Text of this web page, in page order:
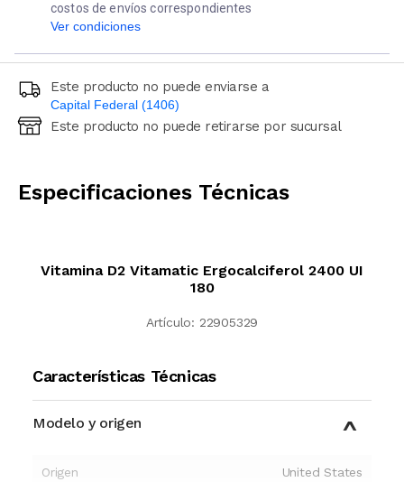
costos de envíos correspondientes
Ver condiciones
Este producto no puede enviarse a
Capital Federal (1406)
Ingresá código postal (sólo números)
Este producto no puede retirarse por sucursal
Especificaciones Técnicas
Vitamina D2 Vitamatic Ergocalciferol 2400 UI
180
Artículo: 22905329
Características Técnicas
Modelo y origen
Origen United States